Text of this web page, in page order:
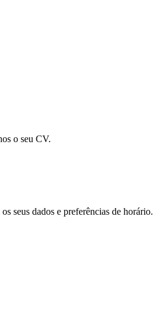
o seu CV.
seus dados e preferências de horário.